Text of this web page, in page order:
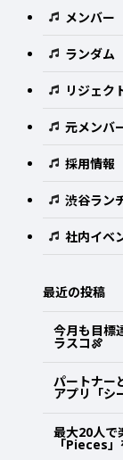
メンバー
ランダム
リジェク
元メンバ
採用情報
渋谷ラン
社内イベ
最近の投稿
今月も目標
ラスコ🍖
パートナー
アプリ「シ
最大20人で
「Pieces